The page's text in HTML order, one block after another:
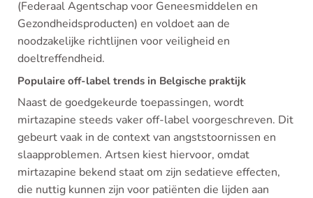
(Federaal Agentschap voor Geneesmiddelen en
Gezondheidsproducten) en voldoet aan de
noodzakelijke richtlijnen voor veiligheid en
doeltreffendheid.
Populaire off-label trends in Belgische praktijk
Naast de goedgekeurde toepassingen, wordt
mirtazapine steeds vaker off-label voorgeschreven. Dit
gebeurt vaak in de context van angststoornissen en
slaapproblemen. Artsen kiest hiervoor, omdat
mirtazapine bekend staat om zijn sedatieve effecten,
die nuttig kunnen zijn voor patiënten die lijden aan